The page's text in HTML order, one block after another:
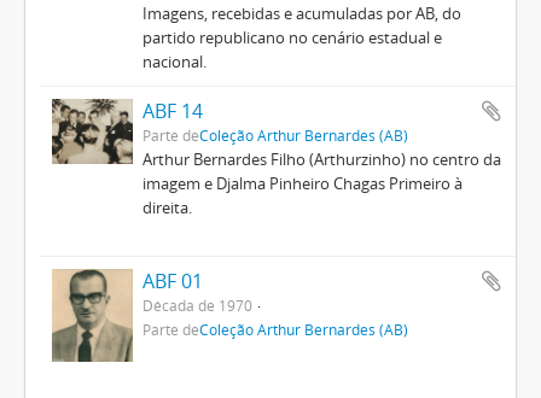
Imagens, recebidas e acumuladas por AB, do
partido republicano no cenário estadual e
nacional.
ABF 14
Parte deColeção Arthur Bernardes (AB)
Arthur Bernardes Filho (Arthurzinho) no centro da
imagem e Djalma Pinheiro Chagas Primeiro à
direita.
ABF 01
Década de 1970
Parte deColeção Arthur Bernardes (AB)